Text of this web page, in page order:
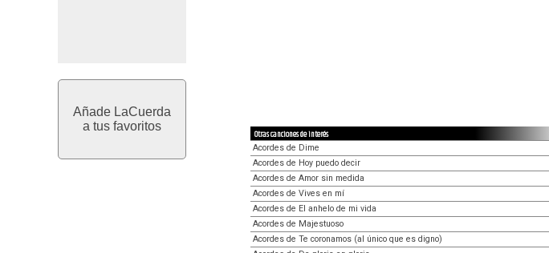
Añade LaCuerda
a tus favoritos
Otras canciones de interés
Acordes de Dime
Acordes de Hoy puedo decir
Acordes de Amor sin medida
Acordes de Vives en mí
Acordes de El anhelo de mi vida
Acordes de Majestuoso
Acordes de Te coronamos (al único que es digno)